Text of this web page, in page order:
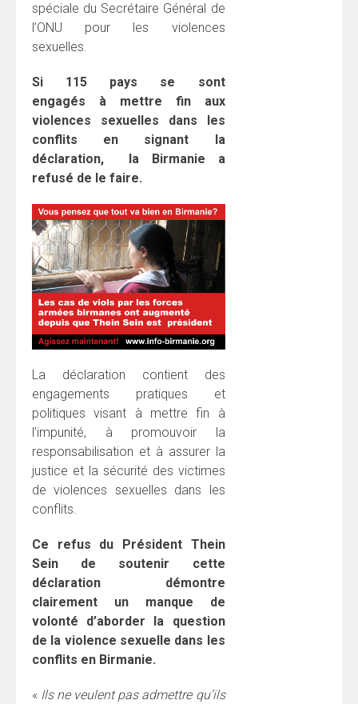
spéciale du Secrétaire Général de
l’ONU pour les violences
sexuelles.
Si 115 pays se sont
engagés à
mettre fin aux
violences sexuelles dans les
conflits en signant la
déclaration, la Birmanie a
refusé de le faire.
La déclaration contient des
engagements pratiques et
politiques visant à mettre fin à
l’impunité, à promouvoir la
responsabilisation et à assurer la
justice et la sécurité des victimes
de violences sexuelles dans les
conflits.
Ce refus du Président Thein
Sein de soutenir cette
déclaration démontre
clairement un manque de
volonté d’aborder la question
de la violence sexuelle dans les
conflits en Birmanie.
« Ils ne veulent pas admettre qu’ils